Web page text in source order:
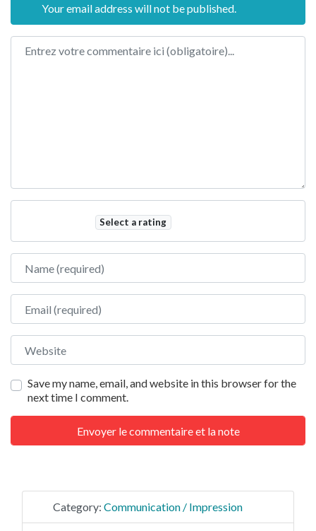
Your email address will not be published.
Review text
Select a rating
Name
Email
Website
Save my name, email, and website in this browser for the
next time I comment.
Category: Communication / Impression